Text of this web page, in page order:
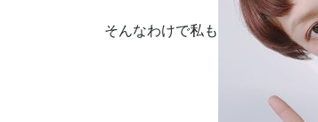
そんなわけで私も